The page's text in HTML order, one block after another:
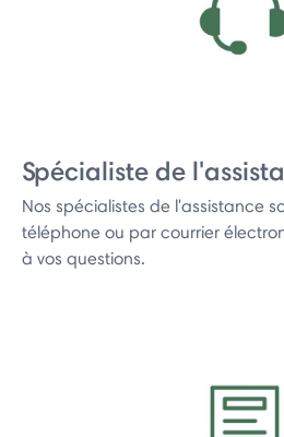
Spécialiste de
Nos spécialistes de l'assistance
téléphone ou par courrier
à vos questions.